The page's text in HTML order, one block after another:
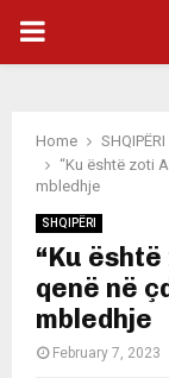
PRIMARY
Home
SHQIPËRI
“Ku është zoti
mbledhje
SHQIPËRI
“Ku
qenë në
mbledhje
February 7, 2023